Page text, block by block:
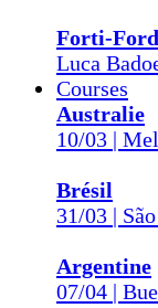
Forti-
Luca
Courses
Australie
10/03 |
Brésil
31/03 |
Argentine
07/04 |